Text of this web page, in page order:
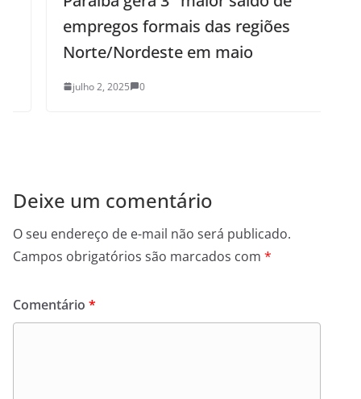
empregos formais das regiões
Norte/Nordeste em maio
julho 2, 2025 0
Deixe um comentário
O seu endereço de e-mail não será publicado.
Campos obrigatórios são marcados com *
Comentário *